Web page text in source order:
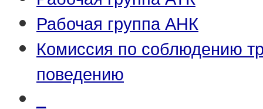
Рабочая группа АНК
Комиссия по соблюдению
поведению